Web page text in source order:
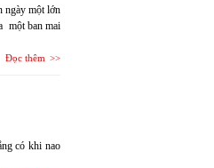
ngày một lớn
một ban mai
Đọc thêm
có khi nao